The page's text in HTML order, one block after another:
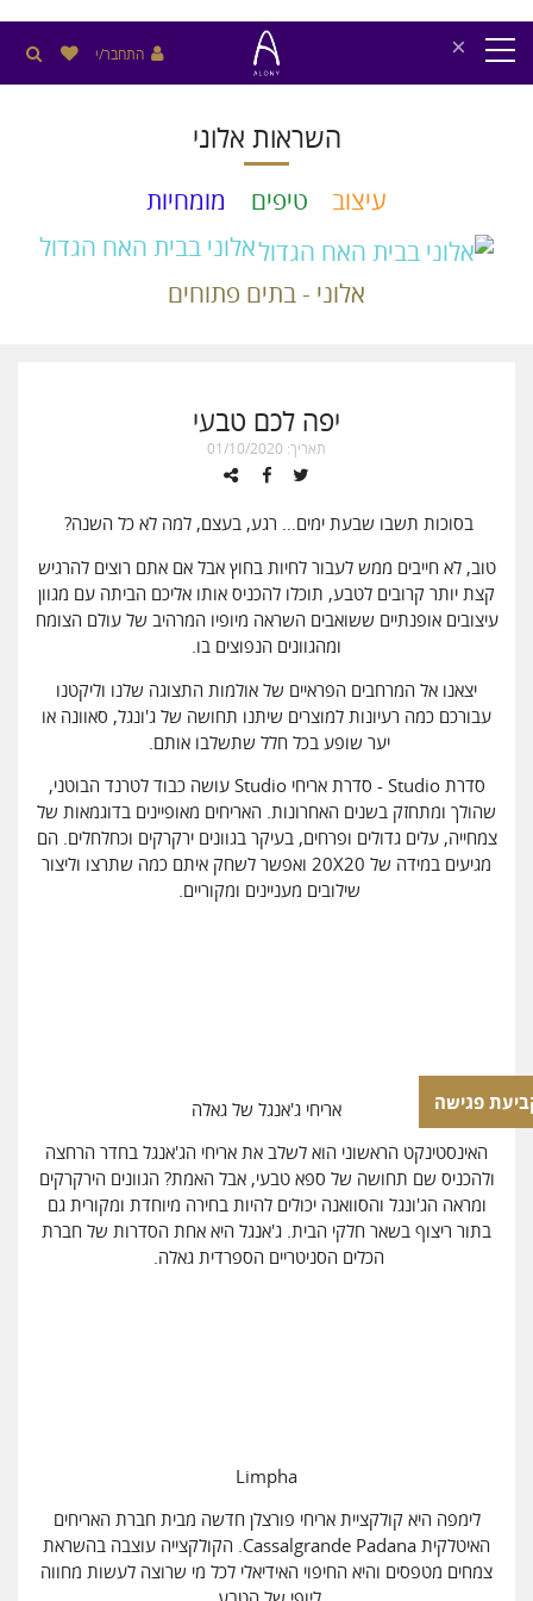
× התחבר/י
השראות אלוני
עיצוב טיפים
מומחיות
אלוני בבית האח הגדול
אלוני - בתים פתוחים
יפה לכם טבעי
תאריך: 01/10/2020
בסוכות תשבו שבעת ימים… רגע, בעצם, למה לא כל השנה?
טוב, לא חייבים ממש לעבור לחיות בחוץ אבל אם אתם רוצים להרגיש
קצת יותר קרובים לטבע, תוכלו להכניס אותו אליכם הביתה עם מגוון
עיצובים אופנתיים ששואבים השראה מיופיו המרהיב של עולם הצומח
ומהגוונים הנפוצים בו.
יצאנו אל המרחבים הפראיים של אולמות התצוגה שלנו וליקטנו
עבורכם כמה רעיונות למוצרים שיתנו תחושה של ג'ונגל, סאוונה או
יער שופע בכל חלל שתשלבו אותם.
סדרת Studio - סדרת אריחי Studio עושה כבוד לטרנד הבוטני,
שהולך ומתחזק בשנים האחרונות. האריחים מאופיינים בדוגמאות של
צמחייה, עלים גדולים ופרחים, בעיקר בגוונים ירקרקים וכחלחלים. הם
מגיעים במידה של 20X20 ואפשר לשחק איתם כמה שתרצו וליצור
שילובים מעניינים ומקוריים.
אריחי ג'אנגל של גאלה
האינסטינקט הראשוני הוא לשלב את אריחי הג'אנגל בחדר הרחצה
ולהכניס שם תחושה של ספא טבעי, אבל האמת? הגוונים הירקרקים
ומראה הג'ונגל והסוואנה יכולים להיות בחירה מיוחדת ומקורית גם
בתור ריצוף בשאר חלקי הבית. ג'אנגל היא אחת הסדרות של חברת
הכלים הסניטריים הספרדית גאלה.
Limpha
לימפה היא קולקציית אריחי פורצלן חדשה מבית חברת האריחים
האיטלקית Cassalgrande Padana. הקולקצייה עוצבה בהשראת
צמחים מטפסים והיא החיפוי האידיאלי לכל מי שרוצה לעשות מחווה
פגישה